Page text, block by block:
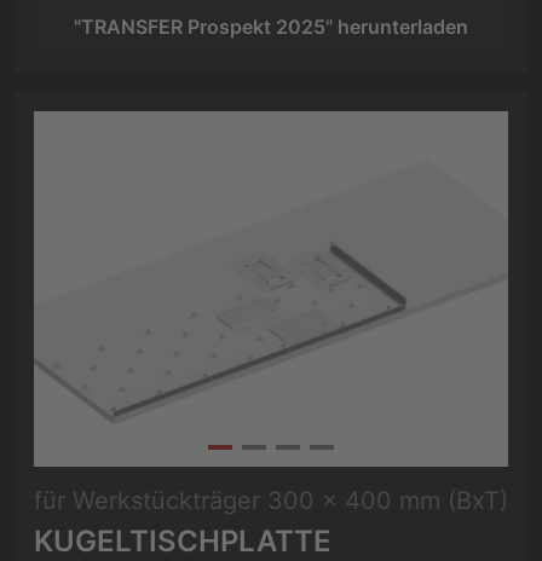
"TRANSFER Prospekt 2025" herunterladen
für Werkstückträger 300 x 400 mm (BxT)
KUGELTISCHPLATTE